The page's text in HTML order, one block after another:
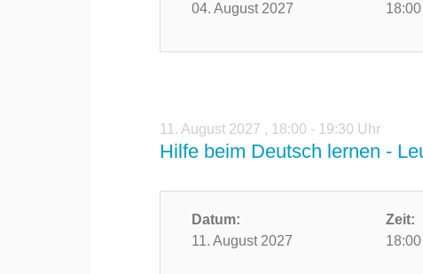
04. August 2027
11. August 2027 , 18:00 - 19:30 Uhr
Hilfe beim Deutsch lernen -
Datum:
11. August 2027
Zeit: